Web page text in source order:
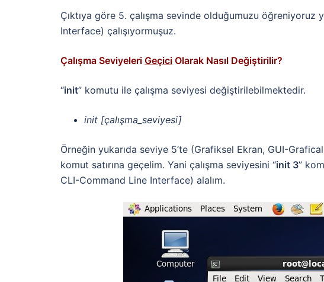
Çıktıya göre 5. çalışma sevinde olduğumuzu
Interface) çalışıyormuşuz.
Çalışma Seviyeleri Geçici Olarak Nasıl Değiştirilir?
“init” komutu ile çalışma seviyesi değiştirilebilmektedir.
init [çalışma_seviyesi]
Örneğin yukarıda seviye 5’te (Grafiksel Ekran, GUI-
komut satırına geçelim. Yani çalışma seviyesini “init 3”
CLI-Command Line Interface) alalım.